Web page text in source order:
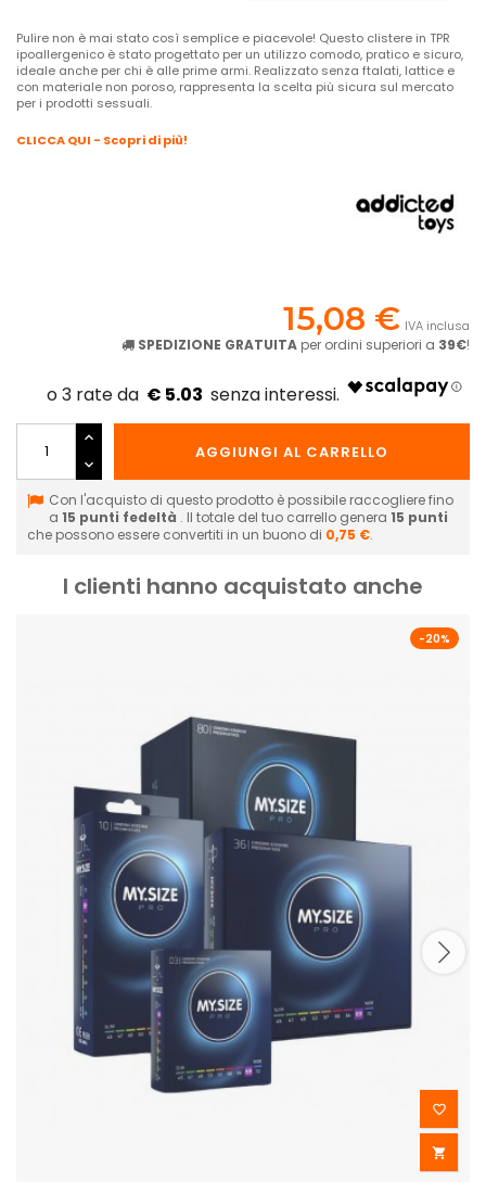
Pulire non è mai stato così semplice e piacevole! Questo clistere in TPR
ipoallergenico è stato progettato per un utilizzo comodo, pratico e sicuro,
ideale anche per chi è alle prime armi. Realizzato senza ftalati, lattice e
con materiale non poroso, rappresenta la scelta più sicura sul mercato
per i prodotti sessuali.
CLICCA QUI - Scopri di più!
15,08 € IVA inclusa
SPEDIZIONE GRATUITA per ordini superiori a 39€!
€ 5.03
AGGIUNGI AL CARRELLO
Con l'acquisto di questo prodotto è possibile raccogliere fino
a 15 punti fedeltà . Il totale del tuo carrello genera 15 punti
che possono essere convertiti in un buono di 0,75 €.
I clienti hanno acquistato anche
-20%

